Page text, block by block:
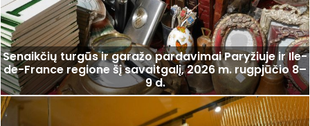
Senaikčių turgūs ir garažo pardavimai Paryžiuje ir Ile-
de-France regione šį savaitgalį, 2026 m. rugpjūčio 8–
9 d.